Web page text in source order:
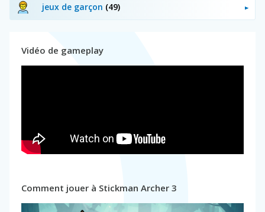
jeux de garçon (49)
Vidéo de gameplay
Comment jouer à Stickman Archer 3